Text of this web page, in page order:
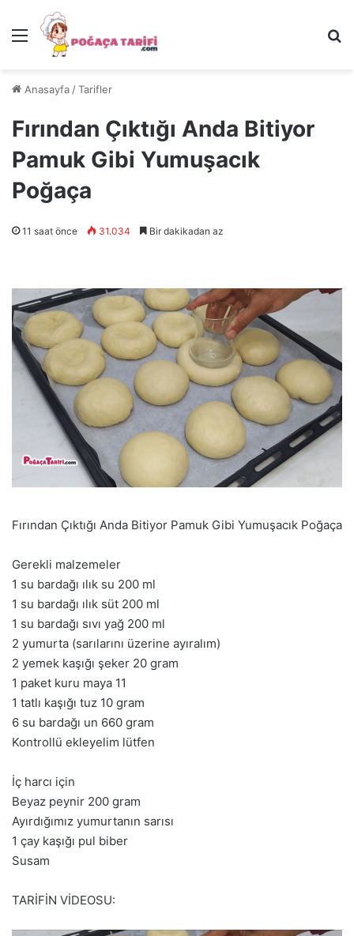
Menü
Anasayfa /Tarifler
Fırından Çıktığı Anda Bitiyor
Pamuk Gibi Yumuşacık
Poğaça
11 saat önce 31.034 Bir dakikadan az
Fırından Çıktığı Anda Bitiyor Pamuk Gibi Yumuşacık Poğaça
Gerekli malzemeler
1 su bardağı ılık su 200 ml
1 su bardağı ılık süt 200 ml
1 su bardağı sıvı yağ 200 ml
2 yumurta (sarılarını üzerine ayıralım)
2 yemek kaşığı şeker 20 gram
1 paket kuru maya 11
1 tatlı kaşığı tuz 10 gram
6 su bardağı un 660 gram
Kontrollü ekleyelim lütfen
İç harcı için
Beyaz peynir 200 gram
Ayırdığımız yumurtanın sarısı
1 çay kaşığı pul biber
Susam
TARİFİN VİDEOSU: